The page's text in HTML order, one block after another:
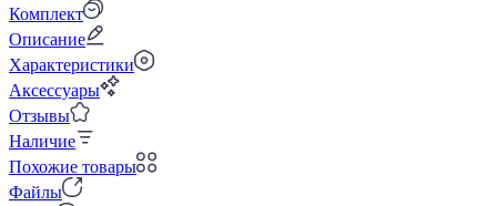
Комплект
Описание
Характеристики
Аксессуары
Отзывы
Наличие
Похожие товары
Файлы